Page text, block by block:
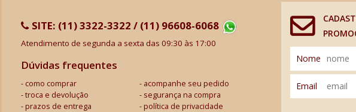
SITE: (11) 3322-3322 / (11) 96608-6068
Atendimento de segunda a sexta das 09:30 às 17:00
Dúvidas frequentes
como comprar
acompanhe seu pedido
troca e devolução
segurança na compra
prazos de entrega
política de privacidade
Nome
Email